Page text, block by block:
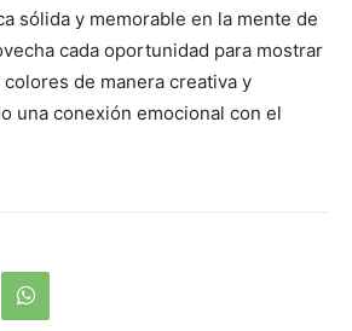
sólida y memorable en la mente de
cada oportunidad para mostrar
de manera creativa y
una conexión emocional con el